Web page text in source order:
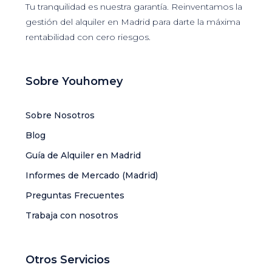
Tu tranquilidad es nuestra garantía. Reinventamos la
gestión del alquiler en Madrid para darte la máxima
rentabilidad con cero riesgos.
Sobre Youhomey
Sobre Nosotros
Blog
Guía de Alquiler en Madrid
Informes de Mercado (Madrid)
Preguntas Frecuentes
Trabaja con nosotros
Otros Servicios